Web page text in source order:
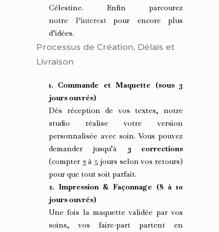
Célestine. Enfin parcourez
notre Pinterestpour encore plus
d’idées.
Processus de Création, Délais et
Livraison
1. Commande et Maquette (sous 3
jours ouvrés)
Dès réception de vos textes, notre
studio réalise votre version
personnalisée avec soin. Vous pouvez
demander jusqu’à 3 corrections
(compter 3 à 5 jours selon vos retours)
pour que tout soit parfait.
2. Impression & Façonnage (8 à 10
jours ouvrés)
Une fois la maquette validée par vos
soins, vos faire-part partent en